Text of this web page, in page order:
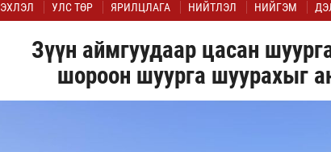
ЭХЛЭЛ УЛС ТӨР ЯРИЛЦЛАГА НИЙТЛЭЛ НИЙГЭМ
Зүүн аймгуудаар цасан
шороон шуурга шуурахыг